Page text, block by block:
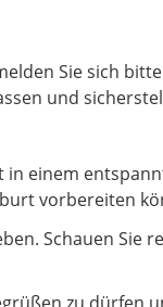
Sie sich
und
einem
vorbereiten
Schauen Sie